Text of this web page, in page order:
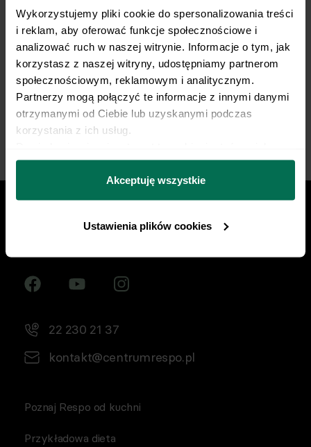
Wykorzystujemy pliki cookie do spersonalizowania treści
i reklam, aby oferować funkcje społecznościowe i
analizować ruch w naszej witrynie. Informacje o tym, jak
korzystasz z naszej witryny, udostępniamy partnerom
społecznościowym, reklamowym i analitycznym.
Partnerzy mogą połączyć te informacje z innymi danymi
otrzymanymi od Ciebie lub uzyskanymi podczas
korzystania z ich usług.
można się z nami skontaktować i w jaki sposób
przetwarzamy dane osobowe w ramach
prywatności.
Akceptuję wszystkie
Ustawienia plików cookies
Opieka dietetyka sportowego i indywidualny plan
żywieniowy dopasowany do Twojej dyscypliny,
treningów i sportowych celów. Nie pozwól, by źle
dobrana dieta ograniczała Twój progres.
Zacznij współpracę
22 230 21 37
kontakt@centrumrespo.pl
Poznaj Respo od kuchni
Przykładowa dieta